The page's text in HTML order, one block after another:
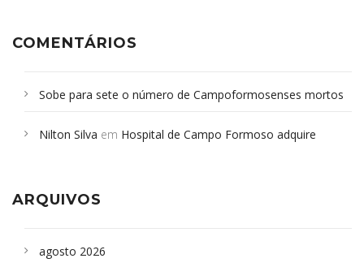
COMENTÁRIOS
Sobe para sete o número de Campoformosenses mortos
Campoformosenses que morreram em desabamentos são
Nilton Silva em Hospital de Campo Formoso adquire
ARQUIVOS
agosto 2026